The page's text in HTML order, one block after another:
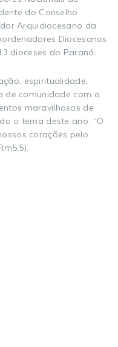
do Conselho
Arquidiocesano da
Diocesanos
dioceses do Paraná.
espiritualidade,
de comunidade com a
maravilhosos de
o tema deste ano: “O
corações pelo